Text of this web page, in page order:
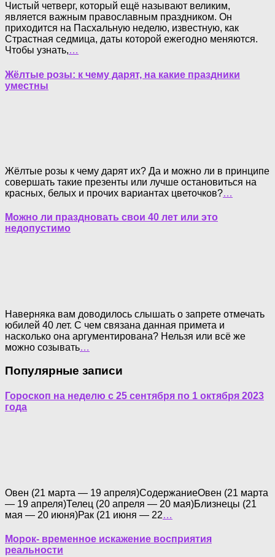
Чистый четверг, который ещё называют великим,
является важным православным праздником. Он
приходится на Пасхальную неделю, известную, как
Страстная седмица, даты которой ежегодно меняются.
Чтобы узнать,…
Жёлтые розы: к чему дарят, на какие праздники
уместны
Жёлтые розы к чему дарят их? Да и можно ли в принципе
совершать такие презенты или лучше остановиться на
красных, белых и прочих вариантах цветочков?…
Можно ли праздновать свои 40 лет или это
недопустимо
Наверняка вам доводилось слышать о запрете отмечать
юбилей 40 лет. С чем связана данная примета и
насколько она аргументирована? Нельзя или всё же
можно созывать…
Популярные записи
Гороскоп на неделю с 25 сентября по 1 октября 2023
года
Овен (21 марта — 19 апреля)СодержаниеОвен (21 марта
— 19 апреля)Телец (20 апреля — 20 мая)Близнецы (21
мая — 20 июня)Рак (21 июня — 22…
Морок- временное искажение восприятия
реальности